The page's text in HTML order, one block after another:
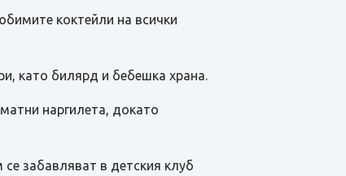
коктейли на всички
като билярд и бебешка храна.
наргилета, докато
забавляват в детския клуб